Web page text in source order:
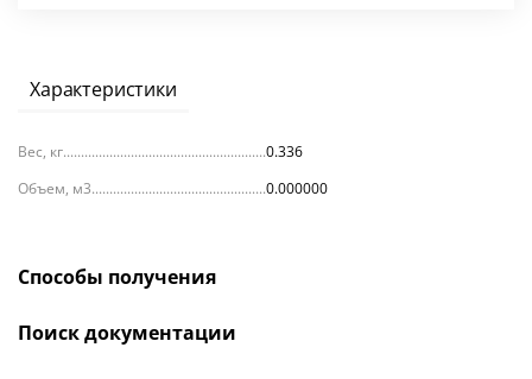
Характеристики
Вес, кг
0.336
Объем, м3
0.000000
Способы получения
Поиск документации